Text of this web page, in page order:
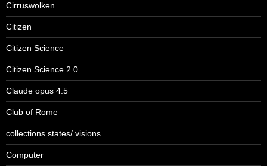
Cirruswolken
Citizen
Citizen Science
Citizen Science 2.0
Claude opus 4.5
Club of Rome
collections states/ visions
Computer